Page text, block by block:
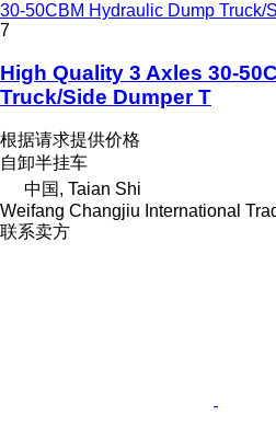
30-50CBM Hydraulic Dump Truck/
7
High Quality 3 Axles 30-
Truck/Side Dumper T
根据请求提供价格
自卸半挂车
中国, Taian Shi
Weifang Changjiu International
联系卖方